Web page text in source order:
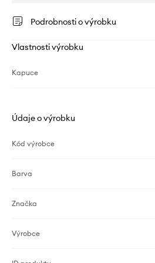
Podrobnosti o výrobku
Vlastnosti výrobku
Kapuce
Údaje o výrobku
Kód výrobce
Barva
Značka
Výrobce